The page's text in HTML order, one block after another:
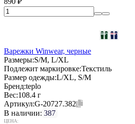
Варежки Winwear, черные
Размеры:S/M, L/XL
Подлежит маркировке:Текстиль
Размер одежды:L/XL, S/M
Бренд:teplo
Вес:108.4 г
Артикул:G-20727.382
В наличии: 387
ЦЕНА: